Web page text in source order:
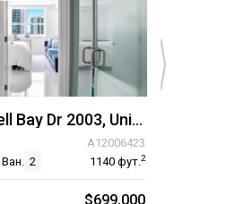
1155 Brickell Bay Dr 2003, Unit 2003
A12006423
Ван. 2 1140 фут.2
$699,000